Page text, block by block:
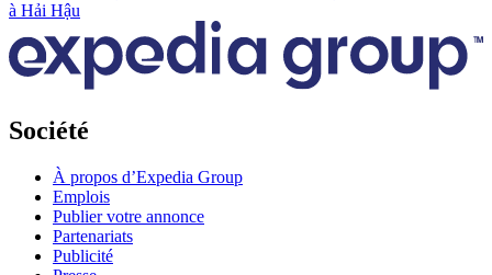
à Hải Hậu
Société
À propos d’Expedia Group
Emplois
Publier votre annonce
Partenariats
Publicité